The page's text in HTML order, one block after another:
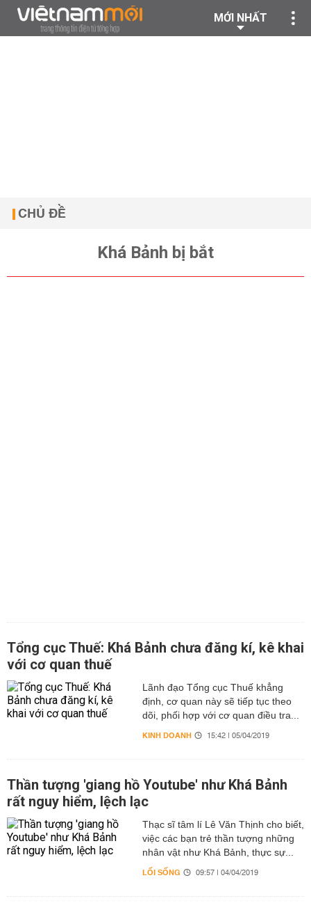
MỚI NHẤT
CHỦ ĐỀ
Khá Bảnh bị bắt
Tổng cục Thuế: Khá Bảnh chưa đăng kí, kê khai
với cơ quan thuế
Lãnh đạo Tổng cục Thuế khẳng
định, cơ quan này sẽ tiếp tục theo
dõi, phối hợp với cơ quan điều tra...
KINH DOANH 15:42 | 05/04/2019
Thần tượng 'giang hồ Youtube' như Khá Bảnh
rất nguy hiểm, lệch lạc
Thạc sĩ tâm lí Lê Văn Thịnh cho biết,
việc các bạn trẻ thần tượng những
nhân vật như Khá Bảnh, thực sự...
LỐI SỐNG 09:57 | 04/04/2019